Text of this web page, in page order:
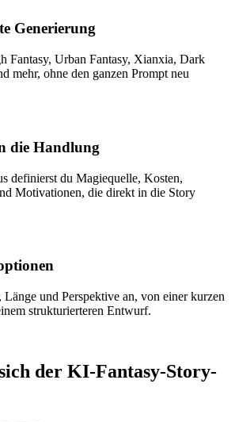
Generierung
Fantasy, Urban Fantasy, Xianxia, Dark
mehr, ohne den ganzen Prompt neu
die Handlung
definierst du Magiequelle, Kosten,
Motivationen, die direkt in die Story
Länge und Perspektive an, von einer kurzen
strukturierteren Entwurf.
der KI-Fantasy-Story-